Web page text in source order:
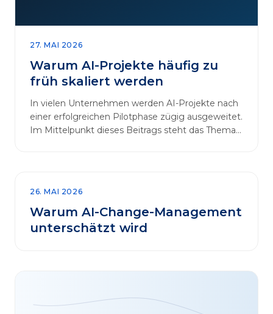
27. MAI 2026
Warum AI-Projekte häufig zu
früh skaliert werden
In vielen Unternehmen werden AI-Projekte nach
einer erfolgreichen Pilotphase zügig ausgeweitet.
Im Mittelpunkt dieses Beitrags steht das Thema
26. MAI 2026
Warum AI-Change-Management
unterschätzt wird